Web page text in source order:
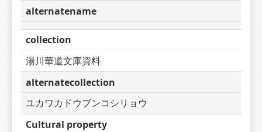
alternatename
collection
湯川華道文庫資料
alternatecollection
ユカワカドウブンコシリョウ
Cultural property